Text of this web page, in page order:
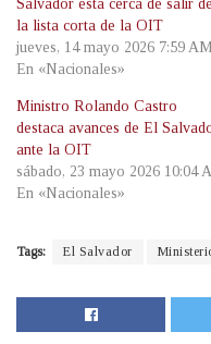
Salvador está cerca de salir de
la lista corta de la OIT
jueves, 14 mayo 2026 7:59 AM
En «Nacionales»
Ministro Rolando Castro
destaca avances de El
ante la OIT
sábado, 23 mayo 2026 10:04
En «Nacionales»
Tags: El Salvador